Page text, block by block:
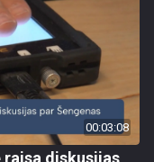
00:03:08
diskusijas